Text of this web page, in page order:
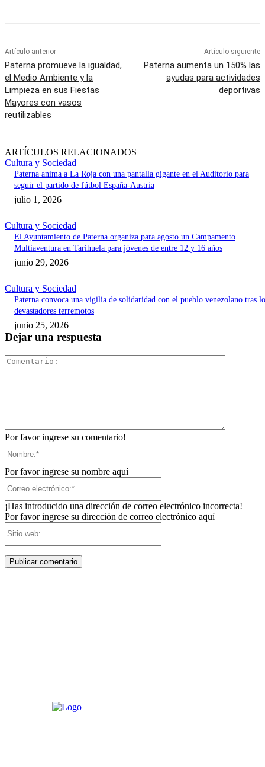
Artículo anterior
Paterna promueve la igualdad,
el Medio Ambiente y la
Limpieza en sus Fiestas
Mayores con vasos
reutilizables
Artículo siguiente
Paterna aumenta un 150% las
ayudas para actividades
deportivas
ARTÍCULOS RELACIONADOS
Cultura y Sociedad
Paterna anima a La Roja con una pantalla gigante en el Auditorio para
seguir el partido de fútbol España-Austria
julio 1, 2026
Cultura y Sociedad
El Ayuntamiento de Paterna organiza para agosto un Campamento
Multiaventura en Tarihuela para jóvenes de entre 12 y 16 años
junio 29, 2026
Cultura y Sociedad
Paterna convoca una vigilia de solidaridad con el pueblo venezolano tras
devastadores terremotos
junio 25, 2026
Dejar una respuesta
Por favor ingrese su comentario!
Por favor ingrese su nombre aquí
¡Has introducido una dirección de correo electrónico incorrecta!
Por favor ingrese su dirección de correo electrónico aquí